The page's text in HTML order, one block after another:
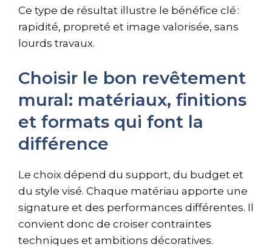
Ce type de résultat illustre le bénéfice clé :
rapidité, propreté et image valorisée, sans
lourds travaux.
Choisir le bon revêtement
mural: matériaux, finitions
et formats qui font la
différence
Le choix dépend du support, du budget et
du style visé. Chaque matériau apporte une
signature et des performances différentes. Il
convient donc de croiser contraintes
techniques et ambitions décoratives.